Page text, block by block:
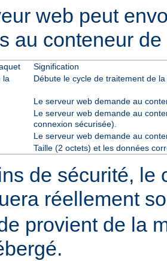
web peut
au conteneur
Signification
la
Débute le cycle de traitement de
Le serveur web demande au
Le serveur web demande au
connexion sécurisée).
Le serveur web demande au
Taille (2 octets) et les données
de sécurité, le
réellement
provient de la